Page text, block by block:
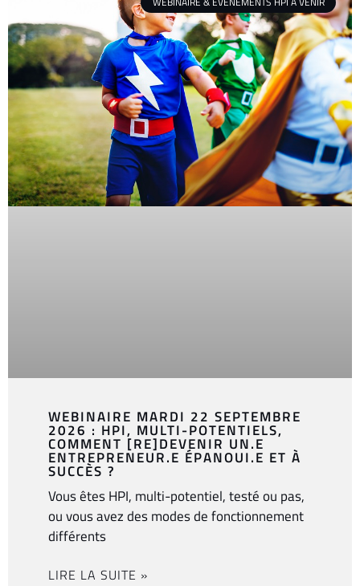
WEBINAIRE MARDI 22 SEPTEMBRE
2026 : HPI, MULTI-POTENTIELS,
COMMENT [RE]DEVENIR UN.E
ENTREPRENEUR.E ÉPANOUI.E ET À
SUCCÈS ?
Vous êtes HPI, multi-potentiel, testé ou pas,
ou vous avez des modes de fonctionnement
différents
LIRE LA SUITE »